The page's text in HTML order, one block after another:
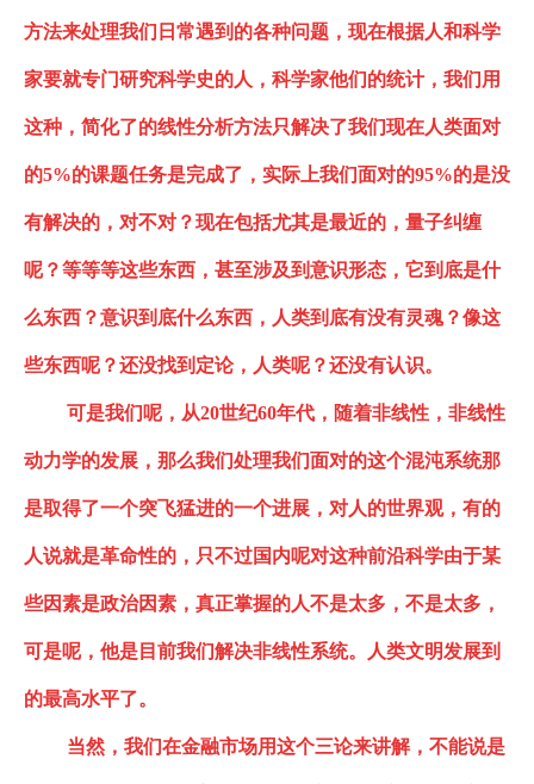
方法来处理我们日常遇到的各种问题，现在根据人和科学
家要就专门研究科学史的人，科学家他们的统计，我们用
这种 ， 简化了的线性分析方法只解决了我们现在人类面对
的5%的课题任务是完成了，实际上我们面对的95%的是没
有解决的，对不对？现在包括尤其是最近的，量子纠缠
呢？等等等这些东西，甚至涉及到意识形态，它到底是什
么东西？意识到底什么东西，人类到底有没有灵魂？像这
些东西呢？还没找到定论，人类呢？还没有认识。
可是我们呢，从20世纪60年代，随着非线性，非线性
动力学的发展，那么我们处理我们面对的这个混沌系统那
是取得了一个突飞猛进的一个进展，对人的世界观，有的
人说就是革命性的，只不过国内呢对这种前沿科学由于某
些因素是政治因素，真正掌握的人不是太多，不是太多，
可是呢，他是目前我们解决非线性系统。人类文明发展到
的最高水平了。
当然，我们在金融市场用这个三论来讲解，不能说是